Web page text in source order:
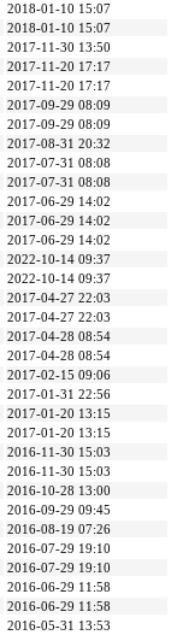
2018-01-10 15:07
2018-01-10 15:07
2017-11-30 13:50
2017-11-20 17:17
2017-11-20 17:17
2017-09-29 08:09
2017-09-29 08:09
2017-08-31 20:32
2017-07-31 08:08
2017-07-31 08:08
2017-06-29 14:02
2017-06-29 14:02
2017-06-29 14:02
2022-10-14 09:37
2022-10-14 09:37
2017-04-27 22:03
2017-04-27 22:03
2017-04-28 08:54
2017-04-28 08:54
2017-02-15 09:06
2017-01-31 22:56
2017-01-20 13:15
2017-01-20 13:15
2016-11-30 15:03
2016-11-30 15:03
2016-10-28 13:00
2016-09-29 09:45
2016-08-19 07:26
2016-07-29 19:10
2016-07-29 19:10
2016-06-29 11:58
2016-06-29 11:58
2016-05-31 13:53